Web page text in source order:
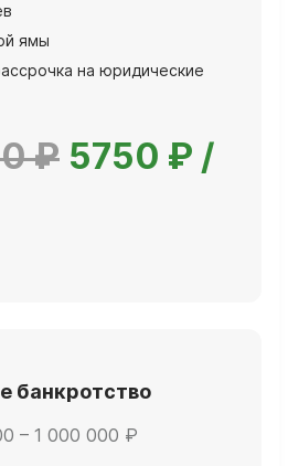
ямы
на юридические
₽ 5750 ₽ /
банкротство
– 1 000 000 ₽